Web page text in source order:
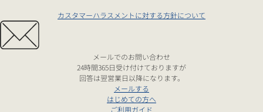
カスタマーハラスメントに対する方針について
メールでのお問い合わせ
24時間365日受け付けておりますが
回答は翌営業日以降になります。
メールする
はじめての方へ
ご利用ガイド